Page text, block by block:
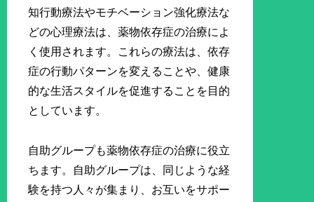
知行動療法やモチベーション強化療法な
どの心理療法は、薬物依存症の治療によ
く使用されます。これらの療法は、依存
症の行動パターンを変えることや、健康
的な生活スタイルを促進することを目的
としています。
自助グループも薬物依存症の治療に役立
ちます。自助グループは、同じような経
験を持つ人々が集まり、お互いをサポー